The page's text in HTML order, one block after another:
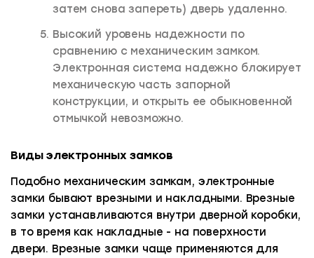
затем снова запереть) дверь удаленно.
Высокий уровень надежности по
сравнению с механическим замком.
Электронная система надежно блокирует
механическую часть запорной
конструкции, и открыть ее обыкновенной
отмычкой невозможно.
Виды электронных замков
Подобно механическим замкам, электронные
замки бывают врезными и накладными. Врезные
замки устанавливаются внутри дверной коробки,
в то время как накладные - на поверхности
двери. Врезные замки чаще применяются для